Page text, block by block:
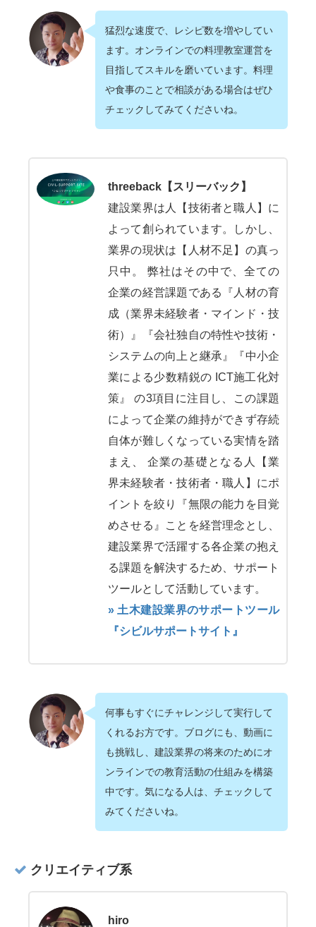
猛烈な速度で、レシピ数を増やしてい
ます。オンラインでの料理教室運営を
目指してスキルを磨いています。料理
や食事のことで相談がある場合はぜひ
チェックしてみてくださいね。
threeback【スリーバック】
建設業界は人【技術者と職人】に
よって創られています。しかし、
業界の現状は【人材不足】の真っ
只中。 弊社はその中で、全ての
企業の経営課題である『人材の育
成（業界未経験者・マインド・技
術）』『会社独自の特性や技術・
システムの向上と継承』『中小企
業による少数精鋭の ICT施工化対
策』 の3項目に注目し、この課題
によって企業の維持ができず存続
自体が難しくなっている実情を踏
まえ、 企業の基礎となる人【業
界未経験者・技術者・職人】にポ
イントを絞り『無限の能力を目覚
めさせる』ことを経営理念とし、
建設業界で活躍する各企業の抱え
る課題を解決するため、サポート
ツールとして活動しています。
» 土木建設業界のサポートツール
『シビルサポートサイト』
何事もすぐにチャレンジして実行して
くれるお方です。ブログにも、動画に
も挑戦し、建設業界の将来のためにオ
ンラインでの教育活動の仕組みを構築
中です。気になる人は、チェックして
みてくださいね。
クリエイティブ系
hiro